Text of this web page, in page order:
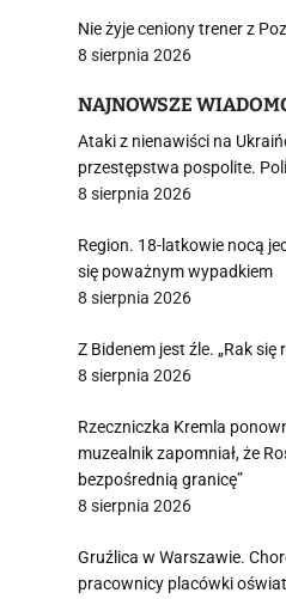
Nie żyje ceniony trener z
8 sierpnia 2026
NAJNOWSZE
Ataki z nienawiści na
przestępstwa pospolite.
8 sierpnia 2026
Region. 18-latkowie nocą
się poważnym wypadkiem
8 sierpnia 2026
Z Bidenem jest źle. „Rak się
8 sierpnia 2026
Rzeczniczka Kremla
muzealnik zapomniał, że
bezpośrednią granicę”
8 sierpnia 2026
Gruźlica w Warszawie.
pracownicy placówki